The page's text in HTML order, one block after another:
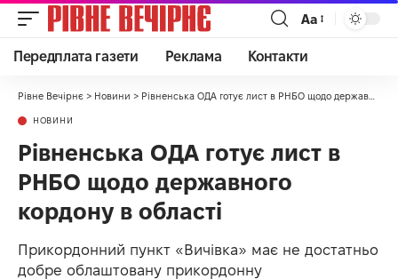
Аа
Передплата газети Реклама Контакти
Рівне Вечірнє > Новини > Рівненська ОДА готує лист в РНБО щодо державного кордону в області
НОВИНИ
Рівненська ОДА готує лист в
РНБО щодо державного
кордону в області
Прикордонний пункт «Вичівка» має не достатньо
добре облаштовану прикордонну